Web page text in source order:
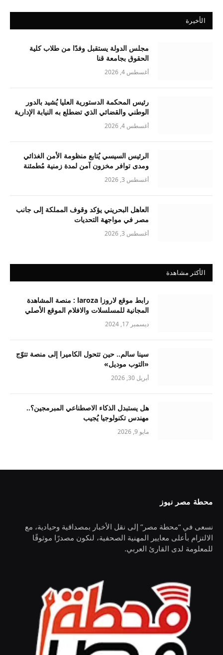
الأخيرة
مجلس الدولة يستقبل وفدًا من طلاب كلية
الحقوق بجامعة قنا
أغسطس 4, 2026
رئيس المحكمة الدستورية العليا يُشيد بالدور
الوطني والقضائي الذي تضطلع به النيابة الإدارية
أغسطس 4, 2026
الرئيس السيسي يُتابع منظومة الأمن الغذائي
ومدى توافر مخزون آمن لمدة زمنية مُطمئنة
أغسطس 3, 2026
العاهل البحريني يؤكد وقوف المملكة إلى جانب
مصر في مواجهة التحديات
أغسطس 3, 2026
الأكثر مشاهدة
رابط موقع لاروزا laroza : منصة المشاهدة
المجانية للمسلسلات والافلام الموقع الأصلي
ديسمبر 17, 2024
سينا سالم.. حين تتحول الكاميرا إلى منصة تتوّج
«التوب موديل»
أبريل 30, 2026
هل يستبدل الذكاء الاصطناعي المبرمجين؟..
مهندس تكنولوجيا يُجيب
مايو 9, 2026
محطة مصر نيوز
نسعى في “محطة مصر” إلى نقل الأخبار بمصداقية وحيادية، مع
الالتزام بأعلى معايير المهنية الصحفية، لنكون مصدرًا موثوقًا
للمعلومة لدى القارئ العربي.